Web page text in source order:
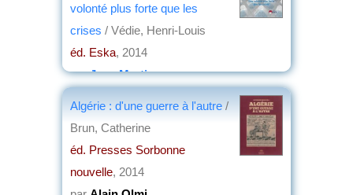
volonté plus forte que les
crises / Védie, Henri-Louis
éd. Eska, 2014
parJean Martin
Algérie : d'une guerre à l'autre /
Brun, Catherine
éd. Presses Sorbonne
nouvelle, 2014